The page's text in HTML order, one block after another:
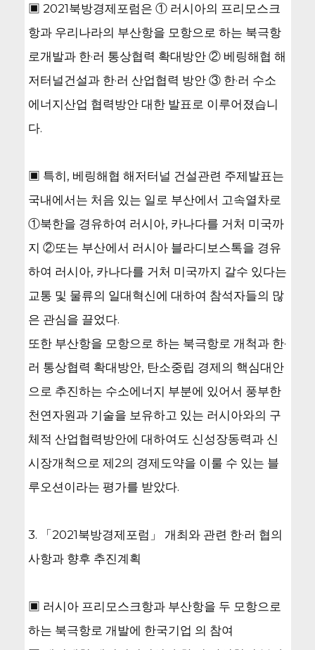
▣ 2021북방경제포럼은 ① 러시아의 프리모스크
항과 우리나라의 부산항을 모항으로 하는 북극항
로개발과 한·러 통상협력 확대방안 ② 베링해협 해
저터널건설과 한·러 산업협력 방안 ③ 한·러 수소
에너지산업 협력방안 대한 발표로 이루어졌습니
다.
▣ 특히, 베링해협 해저터널 건설관련 주제발표는
국내에서는 처음 있는 일로 부산에서 고속열차로
①북한을 경유하여 러시아, 카나다를 거처 미국까
지 ②또는 부산에서 러시아 블라디보스톡을 경유
하여 러시아, 카나다를 거처 미국까지 갈수 있다는
교통 및 물류의 일대혁신에 대하여 참석자들의 많
은 관심을 끌었다.
또한 부산항을 모항으로 하는 북극항로 개척과 한·
러 통상협력 확대방안, 탄소중립 경제의 핵심대안
으로 추진하는 수소에너지 부분에 있어서 풍부한
천연자원과 기술을 보유하고 있는 러시아와의 구
체적 산업협력방안에 대하여도 신성장동력과 신
시장개척으로 제2의 경제도약을 이룰 수 있는 블
루오션이라는 평가를 받았다.
3. 「2021북방경제포럼」 개최와 관련 한·러 협의
사항과 향후 추진계획
▣ 러시아 프리모스크항과 부산항을 두 모항으로
하는 북극항로 개발에 한국기업 의 참여